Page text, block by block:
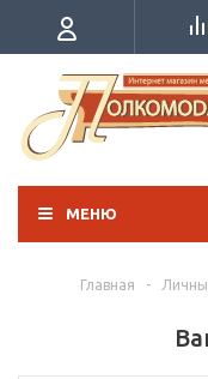
МЕНЮ
Главная -